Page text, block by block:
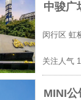
中骏广
闵行区 虹
关注人气
MINI公